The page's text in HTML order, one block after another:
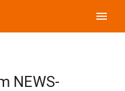
menu
NEWS-